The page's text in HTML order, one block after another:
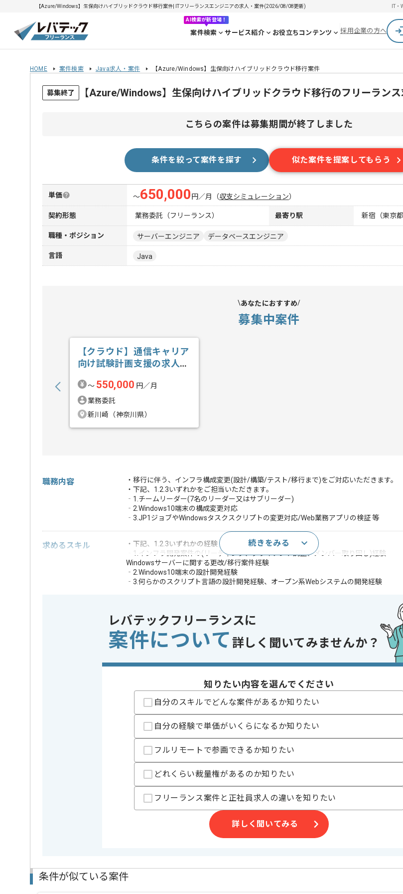
【Azure/Windows】生保向けハイブリッドクラウド移行案件| ITフリーランスエンジニアの求人・案件(2026/08/08更新) IT・
AI検索が新登場！
案件検索 サービス紹介 お役立ちコンテンツ 採用企業の方へ
HOME 案件検索 Java求人・案件 【Azure/Windows】生保向けハイブリッドクラウド移行案件
募集終了 【Azure/Windows】生保向けハイブリッドクラウド移行のフリーラン
こちらの案件は募集期間が終了しました
条件を絞って案件を探す 似た案件を提案してもらう
単価 〜650,000 円／月 （収支シミュレーション）
契約形態 業務委託（フリーランス） 最寄り駅 新宿（東京都
職種・ポジション サーバーエンジニア データベースエンジニア
言語 Java
あなたにおすすめ
募集中案件
【クラウド】通信キャリア
向け試験計画支援の求人・
〜 550,000 円／月
業務委託
新川崎（神奈川県）
職務内容
・移行に伴う、インフラ構成変更(設計/構築/テスト/移行まで)をご対応いただきます。
・下記、1.2.3いずれかをご担当いただきます。
‐1.チームリーダー(7名のリーダー又はサブリーダー)
‐2.Windows10端末の構成変更対応
‐3.JP1ジョブやWindowsタスクスクリプトの変更対応/Web業務アプリの検証 等
求めるスキル
・下記、1.2.3いずれかの経験
‐1.インフラ開発案件の(リーディング、クライアント調整、メンバー取り回し)経験
Windowsサーバーに関する更改/移行案件経験
‐2.Windows10端末の設計開発経験
‐3.何らかのスクリプト言語の設計開発経験、オープン系Webシステムの開発経験
歓迎スキル
・仮想マシンをIaasやクラウド環境へ移行した経験
・AD、AzureAD、AADC、WindowsDefender、JP1、KMS、SCCM、Apache
Oracle、backupExecの設計構築経験
・Javaアプリ開発、bat経験
※上記に似た経験やスキルをお持ちであれば申し込み可能なケースもございます！まずはお気軽にご相
Oracle
OS
クラウド
Microsoft Azure
アプリケーション
サーバー
Tomcat
開発ツール
オンプレミス環境にあるWindowサーバーをハイブリッドクラウド(Azure)
続きをみる
レバテックフリーランスに
案件について 詳しく聞いてみませんか？
知りたい内容を選んでください
自分のスキルでどんな案件があるか知りたい
自分の経験で単価がいくらになるか知りたい
フルリモートで参画できるか知りたい
どれくらい裁量権があるのか知りたい
フリーランス案件と正社員求人の違いを知りたい
詳しく聞いてみる
条件が似ている案件